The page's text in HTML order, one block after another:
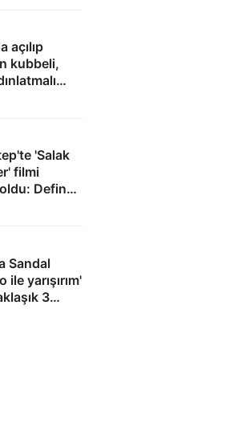
açılıp
kubbeli,
'Salak
filmi
Define
Sandal
ile yarışırım'
3